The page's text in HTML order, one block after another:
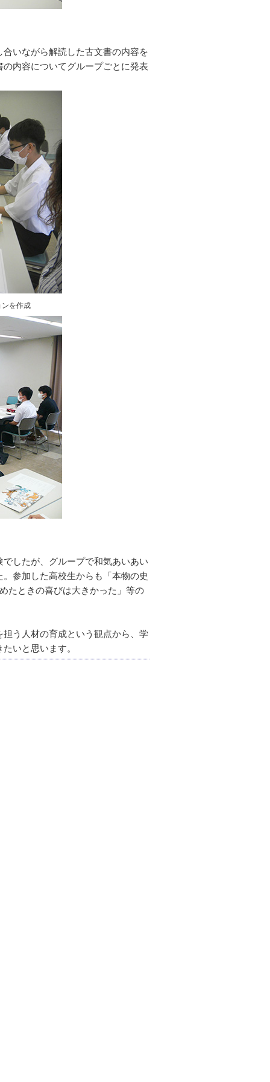
いながら解読した古文書の内容を
内容についてグループごとに発表
を作成
したが、グループで和気あいあい
参加した高校生からも「本物の史
たときの喜びは大きかった」等の
う人材の育成という観点から、学
たいと思います。